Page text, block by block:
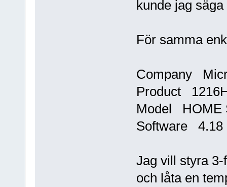
kunde jag
För samma
Company
Product
Model HOME
Software 4.18
Jag vill styra
och låta en